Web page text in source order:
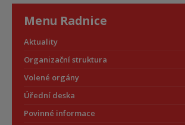
Menu Radnice
Aktuality
Organizační struktura
Volené orgány
Úřední deska
Povinné informace